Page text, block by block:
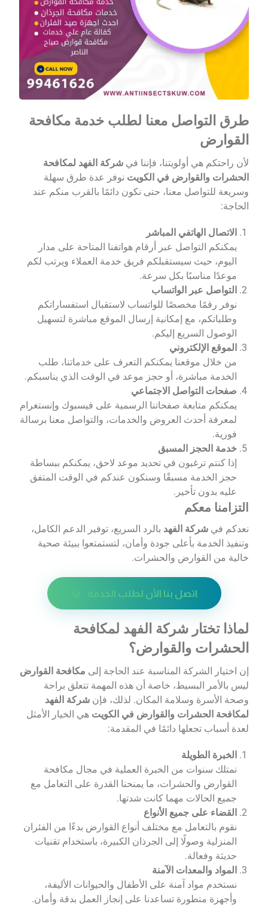
طرق التواصل معنا لطلب خدمة مكافحة
القوارض
لأن راحتكم هي أولويتنا، فإننا فيشركة الفهد لمكافحة
الحشرات والقوارض في الكويت نوفر عدة طرق سهلة
وسريعة للتواصل معنا، حتى نكون دائمًا بالقرب منكم عند
الحاجة:
الاتصال الهاتفي المباشر
يمكنكم التواصل عبر أرقام هواتفنا المتاحة على مدار
اليوم، حيث سيستقبلكم فريق خدمة العملاء ويرتب لكم
موعدًا مناسبًا بكل سرعة.
التواصل عبر الواتساب
نوفر رقمًا مخصصًا للواتساب لاستقبال استفساراتكم
وطلباتكم، مع إمكانية إرسال الموقع مباشرة لتسهيل
الوصول السريع إليكم.
الموقع الإلكتروني
من خلال موقعنا يمكنكم التعرف على خدماتنا، طلب
الخدمة مباشرة، أو حجز موعد في الوقت الذي يناسبكم.
صفحات التواصل الاجتماعي
يمكنكم متابعة صفحاتنا الرسمية على فيسبوك وإنستغرام
لمعرفة أحدث العروض والخدمات، والتواصل معنا برسالة
فورية.
خدمة الحجز المسبق
إذا كنتم ترغبون في تحديد موعد لاحق، يمكنكم ببساطة
حجز الخدمة مسبقًا وسنكون عندكم في الوقت المتفق
عليه بدون تأخير.
التزامنا معكم
نعدكم فيشركة الفهد بالرد السريع، توفير الدعم الكامل،
وتنفيذ الخدمة بأعلى جودة وأمان، لتستمتعوا ببيئة صحية
خالية من القوارض والحشرات.
اتصل بنا الأن لطلب الخدمة
لماذا تختار شركة الفهد لمكافحة
الحشرات والقوارض؟
إن اختيار الشركة المناسبة عند الحاجة إلى مكافحة القوارض
ليس بالأمر البسيط، خاصة أن هذه المهمة تتعلق براحة
وصحة الأسرة وسلامة المكان. لذلك، فإنشركة الفهد
لمكافحة الحشرات والقوارض في الكويت هي الخيار الأمثل
لعدة أسباب تجعلها دائمًا في المقدمة:
الخبرة الطويلة
نمتلك سنوات من الخبرة العملية في مجال مكافحة
القوارض والحشرات، ما يمنحنا القدرة على التعامل مع
جميع الحالات مهما كانت شدتها.
القضاء على جميع الأنواع
نقوم بالتعامل مع مختلف أنواع القوارض بدءًا من الفئران
المنزلية وصولًا إلى الجرذان الكبيرة، باستخدام تقنيات
حديثة وفعالة.
المواد والمعدات الآمنة
نستخدم مواد آمنة على الأطفال والحيوانات الأليفة،
وأجهزة متطورة تساعدنا على إنجاز العمل بدقة وأمان.